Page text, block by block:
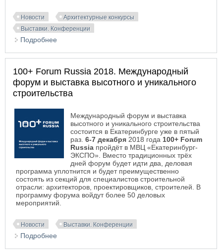
Новости
Архитектурные конкурсы
Выставки. Конференции
Подробнее
100+ Forum Russia 2018. Международный
форум и выставка высотного и уникального
строительства
Международный форум и выставка
высотного и уникального строительства
состоится в Екатеринбурге уже в пятый
раз. 6-7 декабря 2018 года 100+ Forum
Russia пройдёт в МВЦ «Екатеринбург-
ЭКСПО». Вместо традиционных трёх
дней форум будет идти два, деловая
программа уплотнится и будет преимущественно
состоять из секций для специалистов строительной
отрасли: архитекторов, проектировщиков, строителей. В
программу форума войдут более 50 деловых
мероприятий.
Новости Выставки. Конференции
Подробнее